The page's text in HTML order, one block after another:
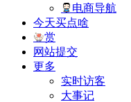
电商导航
今天买点啥
赏
网站提交
更多
实时访客
大事记